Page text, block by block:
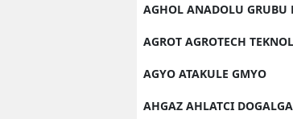
AGHOL ANADOLU GRUBU
AGROT AGROTECH
AGYO ATAKULE GMYO
AHGAZ AHLATCI